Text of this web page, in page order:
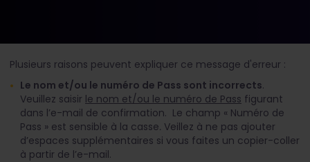
Plusieurs raisons peuvent expliquer ce message d'erreur :
Le nom et/ou le numéro de Pass sont incorrects.
Veuillez saisir le nom et/ou le numéro de Pass figurant
dans l’e-mail de confirmation. Le champ « Numéro de
Pass » est sensible à la casse. Veillez à ne pas ajouter
d’espaces supplémentaires si vous faites un copier-coller
à partir de l’e-mail.